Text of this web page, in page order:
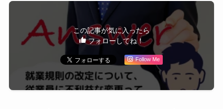
この記事が気に入ったら
フォローしてね！
Follow Me